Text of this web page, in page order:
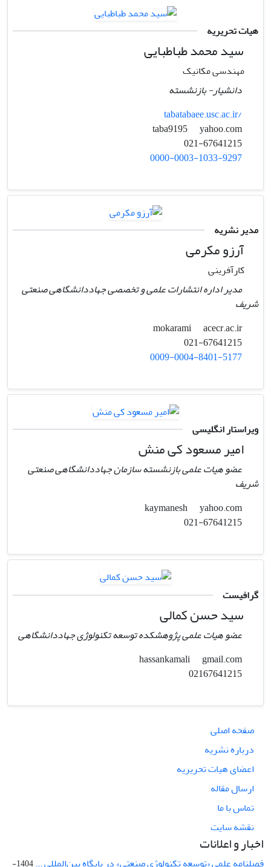
هیات تحریریه
سید محمد طباطبایی
مهندسی مکانیک
دانشیار- بازنشسته
tabatabaee.usc.ac.ir/
yahoo.com
0000-0003-1033-9297
مدیر نشریه
آرزو مکرمی
کارآفرینی
مدیر اداره انتشارات علمی و تخصصی جهاددانشگاهی صنعتی
شریف
mokarami
acecr.ac.ir
0009-0004-8401-5177
ویراستار انگلیسی
امیر مسعود کی منش
عضو هیات علمی بازنشسته سازمان جهاددانشگاهی صنعتی
شریف
yahoo.com
گرافیست
سید حسن کمالی
عضو هیات علمی پژوهشکده توسعه تکنولوژی جهاددانشگاهی
gmail.com
صفحه اصلی
درباره نشریه
اعضای هیات تحریریه
ارسال مقاله
تماس با ما
نقشه سایت
اخبار و اعلانات
فصلنامه علمی «توسعه تکنولوژی صنعتی» در پایگاه بین‌المللی ... 1404-